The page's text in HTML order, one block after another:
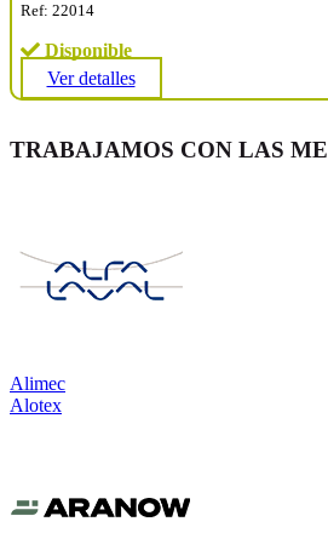
Ref: 22014
Disponible
Ver detalles
TRABAJAMOS CON LAS
Alimec
Alotex